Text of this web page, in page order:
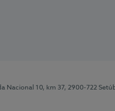
Nacional 10, km 37, 2900-722